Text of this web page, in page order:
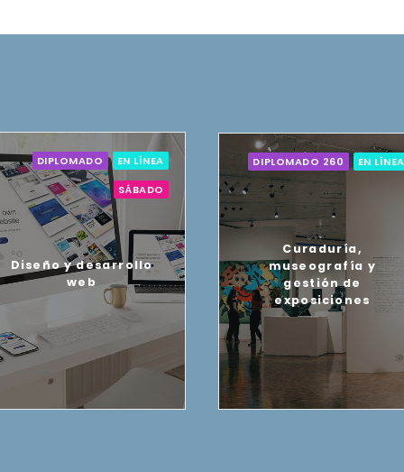
DIPLOMADO
EN LÍNEA
SÁBADO
Diseño y desarrollo
web
DIPLOMADO 260 EN LÍNEA
Curaduría,
museografía y
gestión de
exposiciones